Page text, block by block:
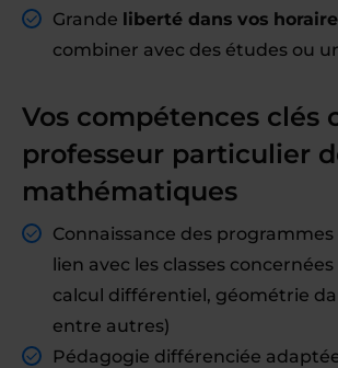
Grande liberté dans vos
combiner avec des études ou
Vos compétences clés
professeur particulier
mathématiques
Connaissance des
lien avec les classes
calcul différentiel, géométrie
entre autres)
Pédagogie différenciée